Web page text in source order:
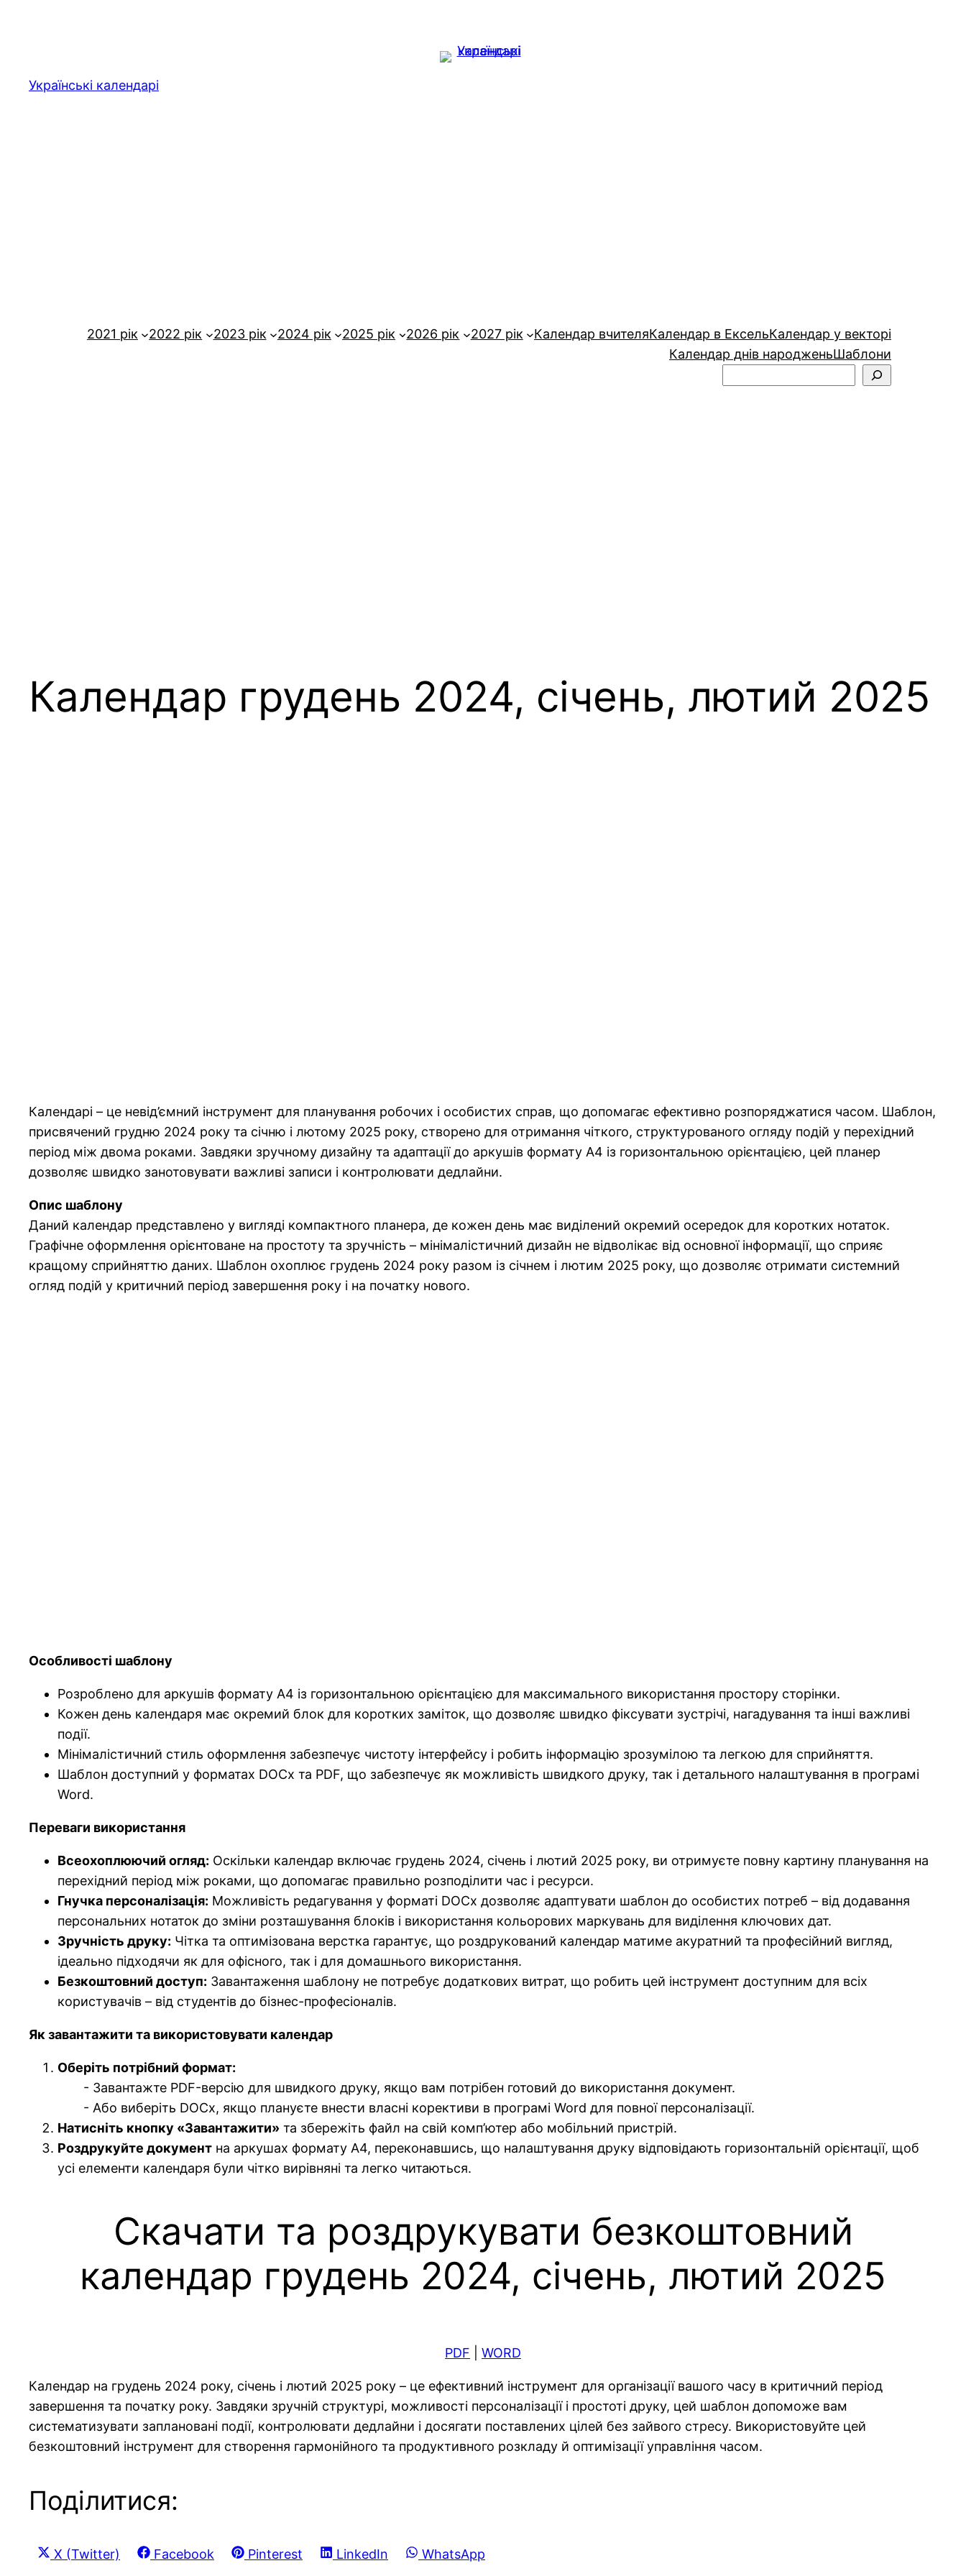
Українські календарі
2021 рік 2022 рік 2023 рік 2024 рік 2025 рік 2026 рік 2027 рік Календар вчителяКалендар в ЕксельКалендар у векторі
Календар днів народженьШаблони
Календар грудень 2024, січень, лютий 2025
Календарі – це невід’ємний інструмент для планування робочих і особистих справ, що допомагає ефективно розпоряджатися часом. Шаблон,
присвячений грудню 2024 року та січню і лютому 2025 року, створено для отримання чіткого, структурованого огляду подій у перехідний
період між двома роками. Завдяки зручному дизайну та адаптації до аркушів формату A4 із горизонтальною орієнтацією, цей планер
дозволяє швидко занотовувати важливі записи і контролювати дедлайни.
Опис шаблону
Даний календар представлено у вигляді компактного планера, де кожен день має виділений окремий осередок для коротких нотаток.
Графічне оформлення орієнтоване на простоту та зручність – мінімалістичний дизайн не відволікає від основної інформації, що сприяє
кращому сприйняттю даних. Шаблон охоплює грудень 2024 року разом із січнем і лютим 2025 року, що дозволяє отримати системний
огляд подій у критичний період завершення року і на початку нового.
Особливості шаблону
Розроблено для аркушів формату A4 із горизонтальною орієнтацією для максимального використання простору сторінки.
Кожен день календаря має окремий блок для коротких заміток, що дозволяє швидко фіксувати зустрічі, нагадування та інші важливі
події.
Мінімалістичний стиль оформлення забезпечує чистоту інтерфейсу і робить інформацію зрозумілою та легкою для сприйняття.
Шаблон доступний у форматах DOCx та PDF, що забезпечує як можливість швидкого друку, так і детального налаштування в програмі
Word.
Переваги використання
Всеохоплюючий огляд: Оскільки календар включає грудень 2024, січень і лютий 2025 року, ви отримуєте повну картину планування на
перехідний період між роками, що допомагає правильно розподілити час і ресурси.
Гнучка персоналізація: Можливість редагування у форматі DOCx дозволяє адаптувати шаблон до особистих потреб – від додавання
персональних нотаток до зміни розташування блоків і використання кольорових маркувань для виділення ключових дат.
Зручність друку: Чітка та оптимізована верстка гарантує, що роздрукований календар матиме акуратний та професійний вигляд,
ідеально підходячи як для офісного, так і для домашнього використання.
Безкоштовний доступ: Завантаження шаблону не потребує додаткових витрат, що робить цей інструмент доступним для всіх
користувачів – від студентів до бізнес-професіоналів.
Як завантажити та використовувати календар
Оберіть потрібний формат:
- Завантажте PDF-версію для швидкого друку, якщо вам потрібен готовий до використання документ.
- Або виберіть DOCx, якщо плануєте внести власні корективи в програмі Word для повної персоналізації.
Натисніть кнопку «Завантажити» та збережіть файл на свій комп’ютер або мобільний пристрій.
Роздрукуйте документ на аркушах формату A4, переконавшись, що налаштування друку відповідають горизонтальній орієнтації, щоб
усі елементи календаря були чітко вирівняні та легко читаються.
Скачати та роздрукувати безкоштовний
календар грудень 2024, січень, лютий 2025
PDF WORD
Календар на грудень 2024 року, січень і лютий 2025 року – це ефективний інструмент для організації вашого часу в критичний період
завершення та початку року. Завдяки зручній структурі, можливості персоналізації і простоті друку, цей шаблон допоможе вам
систематизувати заплановані події, контролювати дедлайни і досягати поставлених цілей без зайвого стресу. Використовуйте цей
безкоштовний інструмент для створення гармонійного та продуктивного розкладу й оптимізації управління часом.
Поділитися:
Share
X (Twitter)
Share
Facebook
Share
Pinterest
Share
LinkedIn
Share
WhatsApp